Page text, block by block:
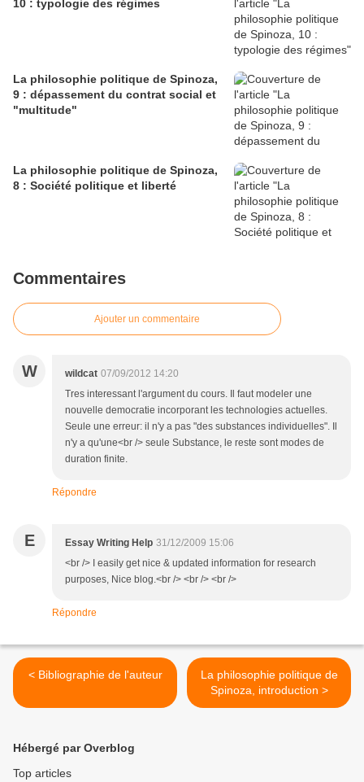
10 : typologie des régimes
La philosophie politique de Spinoza,
9 : dépassement du contrat social et
"multitude"
La philosophie politique de Spinoza,
8 : Société politique et liberté
Commentaires
Ajouter un commentaire
W wildcat 07/09/2012 14:20
Tres interessant l'argument du cours. Il faut modeler une
nouvelle democratie incorporant les technologies actuelles.
Seule une erreur: il n'y a pas "des substances individuelles". Il
n'y a qu'une<br /> seule Substance, le reste sont modes de
duration finite.
Répondre
E Essay Writing Help 31/12/2009 15:06
<br /> I easily get nice & updated information for research
purposes, Nice blog.<br /> <br /> <br />
Répondre
< Bibliographie de l'auteur
La philosophie politique de
Spinoza, introduction >
Hébergé par Overblog
Top articles